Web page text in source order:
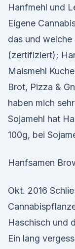
Hanfmehl und
Eigene
das und welche
(zertifiziert);
Maismehl
Brot, Pizza &
haben mich
Sojamehl hat
100g, bei
Hanfsamen
Okt. 2016
Haschisch und
Ein lang